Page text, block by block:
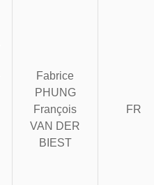
Fabrice
PHUNG
François
VAN DER
BIEST
FR